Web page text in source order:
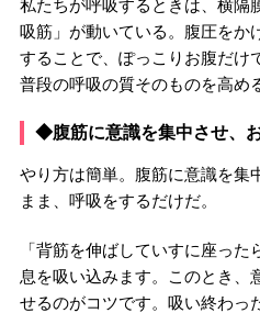
私たちが呼吸するときは、横隔
吸筋」が動いている。腹圧をか
することで、ぽっこりお腹だけ
普段の呼吸の質そのものを高め
◆腹筋に意識を集中させ、
やり方は簡単。腹筋に意識を集
まま、呼吸をするだけだ。
「背筋を伸ばしていすに座った
息を吸い込みます。このとき、
せるのがコツです。吸い終わっ